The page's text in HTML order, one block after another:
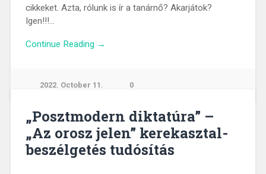
cikkeket. Azta, rólunk is ír a tanárnő? Akarjátok?
Igen!!!…
Continue Reading →
2022. October 11. 0
„Posztmodern diktatúra” –
„Az orosz jelen” kerekasztal-
beszélgetés tudósítás